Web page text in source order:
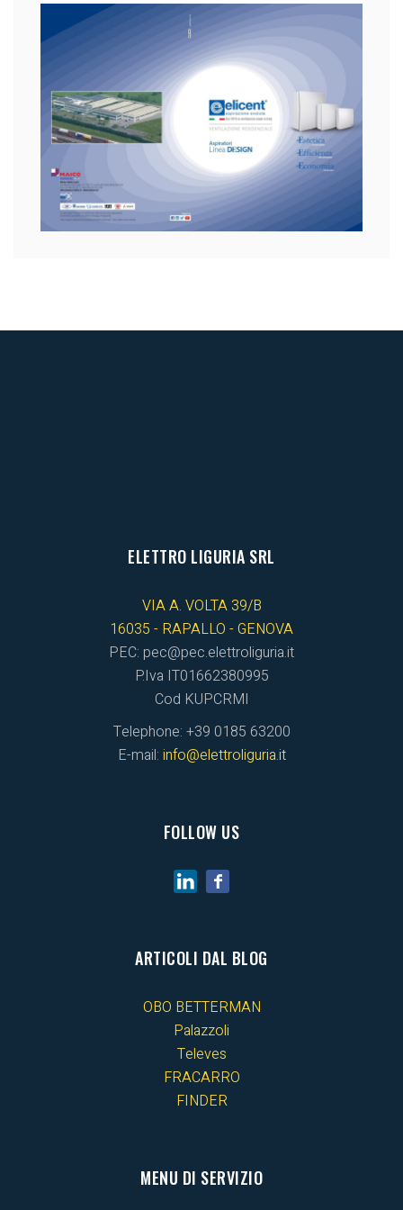
ELETTRO LIGURIA SRL
VIA A. VOLTA 39/B
16035 - RAPALLO - GENOVA
PEC: pec@pec.elettroliguria.it
P.Iva IT01662380995
Cod KUPCRMI
Telephone: +39 0185 63200
E-mail: info@elettroliguria.it
FOLLOW US
ARTICOLI DAL BLOG
OBO BETTERMAN
Palazzoli
Televes
FRACARRO
FINDER
MENU DI SERVIZIO